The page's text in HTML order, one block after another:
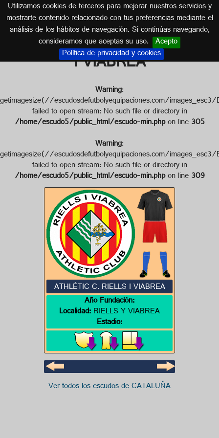
Utilizamos cookies de terceros para mejorar nuestros servicios y
mostrarte contenido relacionado con tus preferencias mediante el
análisis de los hábitos de navegación. Si continúas navegando,
consideramos que aceptas su uso. Acepto
Política de privacidad y cookies
Escudo de ATHLÉTIC C. RIELLS
I VIABREA
CATALUÑA
Warning:
getimagesize(//escudosdefutbolyequipaciones.com/
failed to open stream: No such file or directory in
/home/escudo5/public_html/escudo-min.phpon line305
Warning:
getimagesize(//escudosdefutbolyequipaciones.com/
failed to open stream: No such file or directory in
/home/escudo5/public_html/escudo-min.phpon line309
ATHLÉTIC C. RIELLS I VIABREA
Año Fundación:
Localidad:RIELLS Y VIABREA
Estadio:
Ver todos los escudos de CATALUÑA